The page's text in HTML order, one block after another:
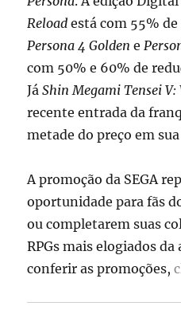
Reload está com 55%
Persona 4 Golden e
com 50% e 60% de
JáShin Megami Tensei V:
recente entrada da
metade do preço em
A promoção da SEGA
oportunidade para fãs
ou completarem suas
RPGs mais elogiados da
conferir as promoções,